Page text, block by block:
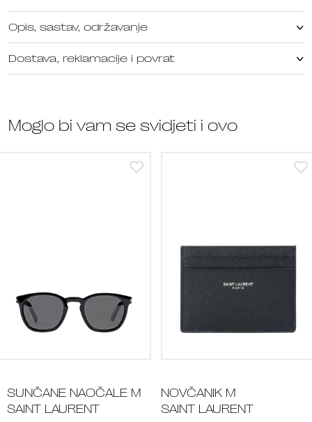
Opis, sastav, održavanje
Dostava, reklamacije i povrat
Moglo bi vam se svidjeti i ovo
SUNČANE NAOČALE M
SAINT LAURENT
NOVČANIK M
SAINT LAURENT